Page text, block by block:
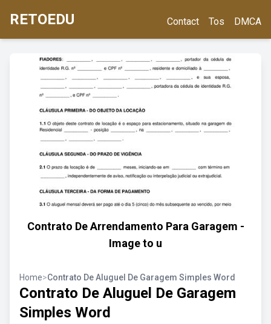
RETOEDU Contact Tos DMCA
Contrato De Arrendamento Para Garagem -
Image to u
Home>Contrato De Aluguel De Garagem Simples Word
Contrato De Aluguel De Garagem
Simples Word